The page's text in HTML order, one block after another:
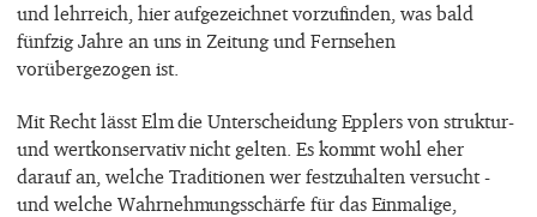
und lehrreich, hier aufgezeichnet vorzufinden, was bald
fünfzig Jahre an uns in Zeitung und Fernsehen
vorübergezogen ist.
Mit Recht lässt Elm die Unterscheidung Epplers von struktur-
und wertkonservativ nicht gelten. Es kommt wohl eher
darauf an, welche Traditionen wer festzuhalten versucht -
und welche Wahrnehmungsschärfe für das Einmalige,